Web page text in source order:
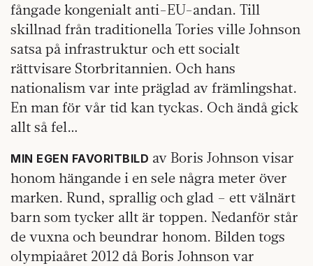
fångade kongenialt anti-EU-andan. Till
skillnad från traditionella Tories ville Johnson
satsa på infrastruktur och ett socialt
rättvisare Storbritannien. Och hans
nationalism var inte präglad av främlingshat.
En man för vår tid kan tyckas. Och ändå gick
allt så fel…
MIN EGEN FAVORITBILD av Boris Johnson visar
honom hängande i en sele några meter över
marken. Rund, sprallig och glad – ett välnärt
barn som tycker allt är toppen. Nedanför står
de vuxna och beundrar honom. Bilden togs
olympiaåret 2012 då Boris Johnson var